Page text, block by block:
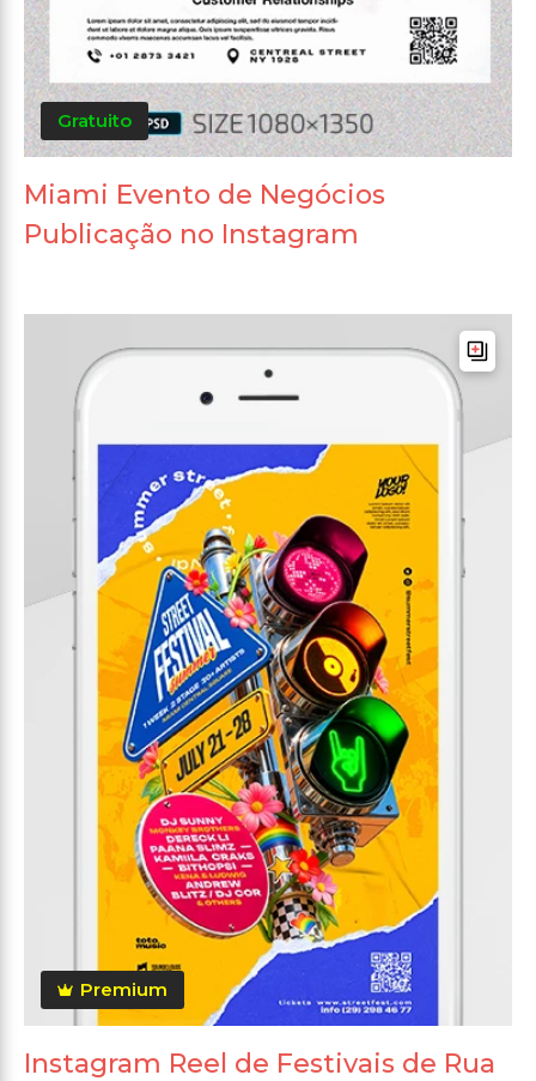
Gratuito
Miami Evento de Negócios
Publicação no Instagram
Premium
Instagram Reel de Festivais de Rua